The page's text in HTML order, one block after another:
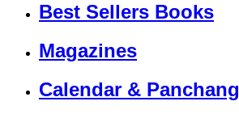
Best Sellers Books
Magazines
Calendar & Panchang